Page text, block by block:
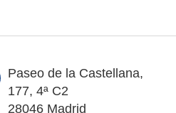
Paseo de la Castellana,
177, 4ª C2
28046 Madrid